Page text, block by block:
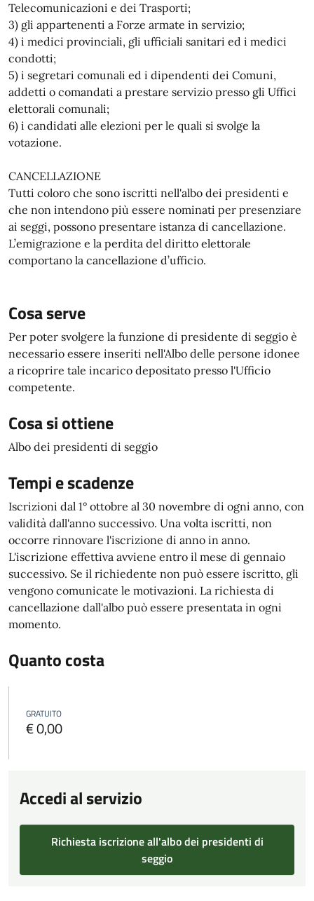
Telecomunicazioni e dei Trasporti;
3) gli appartenenti a Forze armate in servizio;
4) i medici provinciali, gli ufficiali sanitari ed i medici
condotti;
5) i segretari comunali ed i dipendenti dei Comuni,
addetti o comandati a prestare servizio presso gli Uffici
elettorali comunali;
6) i candidati alle elezioni per le quali si svolge la
votazione.
CANCELLAZIONE
Tutti coloro che sono iscritti nell'albo dei presidenti e
che non intendono più essere nominati per presenziare
ai seggi, possono presentare istanza di cancellazione.
L’emigrazione e la perdita del diritto elettorale
comportano la cancellazione d’ufficio.
Cosa serve
Per poter svolgere la funzione di presidente di seggio è
necessario essere inseriti nell'Albo delle persone idonee
a ricoprire tale incarico depositato presso l'Ufficio
competente.
Cosa si ottiene
Albo dei presidenti di seggio
Tempi e scadenze
Iscrizioni dal 1° ottobre al 30 novembre di ogni anno, con
validità dall'anno successivo. Una volta iscritti, non
occorre rinnovare l'iscrizione di anno in anno.
L'iscrizione effettiva avviene entro il mese di gennaio
successivo. Se il richiedente non può essere iscritto, gli
vengono comunicate le motivazioni. La richiesta di
cancellazione dall'albo può essere presentata in ogni
momento.
Quanto costa
GRATUITO
€ 0,00
Accedi al servizio
Richiesta iscrizione all'albo dei presidenti di
seggio